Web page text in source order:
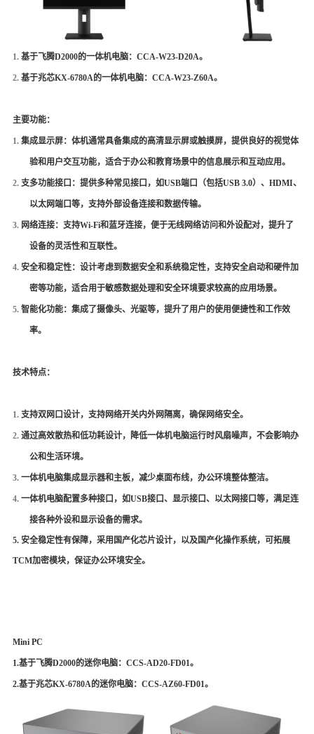
1. 基于飞腾D2000的一体机电脑： CCA-W23-D20A。
2. 基于兆芯KX-6780A的一体机电脑： CCA-W23-Z60A。
主要功能：
1. 集成显示屏：体机通常具备集成的高清显示屏或触摸屏，提供良好的视觉体
验和用户交互功能，适合于办公和教育场景中的信息展示和互动应用。
2. 支多功能接口：提供多种常见接口，如USB端口（包括USB 3.0）、HDMI、
以太网端口等，支持外部设备连接和数据传输。
3. 网络连接：支持Wi-Fi和蓝牙连接，便于无线网络访问和外设配对，提升了
设备的灵活性和互联性。
4. 安全和稳定性：设计考虑到数据安全和系统稳定性，支持安全启动和硬件加
密等功能，适合用于敏感数据处理和安全环境要求较高的应用场景。
5. 智能化功能：集成了摄像头、光驱等，提升了用户的使用便捷性和工作效
率。
技术特点：
1. 支持双网口设计，支持网络开关内外网隔离，确保网络安全。
2. 通过高效散热和低功耗设计，降低一体机电脑运行时风扇噪声，不会影响办
公和生活环境。
3. 一体机电脑集成显示器和主板，减少桌面布线，办公环境整体整洁。
4. 一体机电脑配置多种接口，如USB接口、显示接口、以太网接口等，满足连
接各种外设和显示设备的需求。
5. 安全稳定性有保障，采用国产化芯片设计，以及国产化操作系统，可拓展
TCM加密模块，保证办公环境安全。
Mini PC
1.基于飞腾D2000的迷你电脑： CCS-AD20-FD01。
2.基于兆芯KX-6780A的迷你电脑： CCS-AZ60-FD01。